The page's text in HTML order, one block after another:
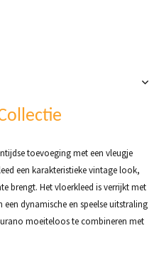
toevoeging met een vleugje
een karakteristieke vintage look,
brengt. Het vloerkleed is verrijkt met
dynamische en speelse uitstraling
moeiteloos te combineren met